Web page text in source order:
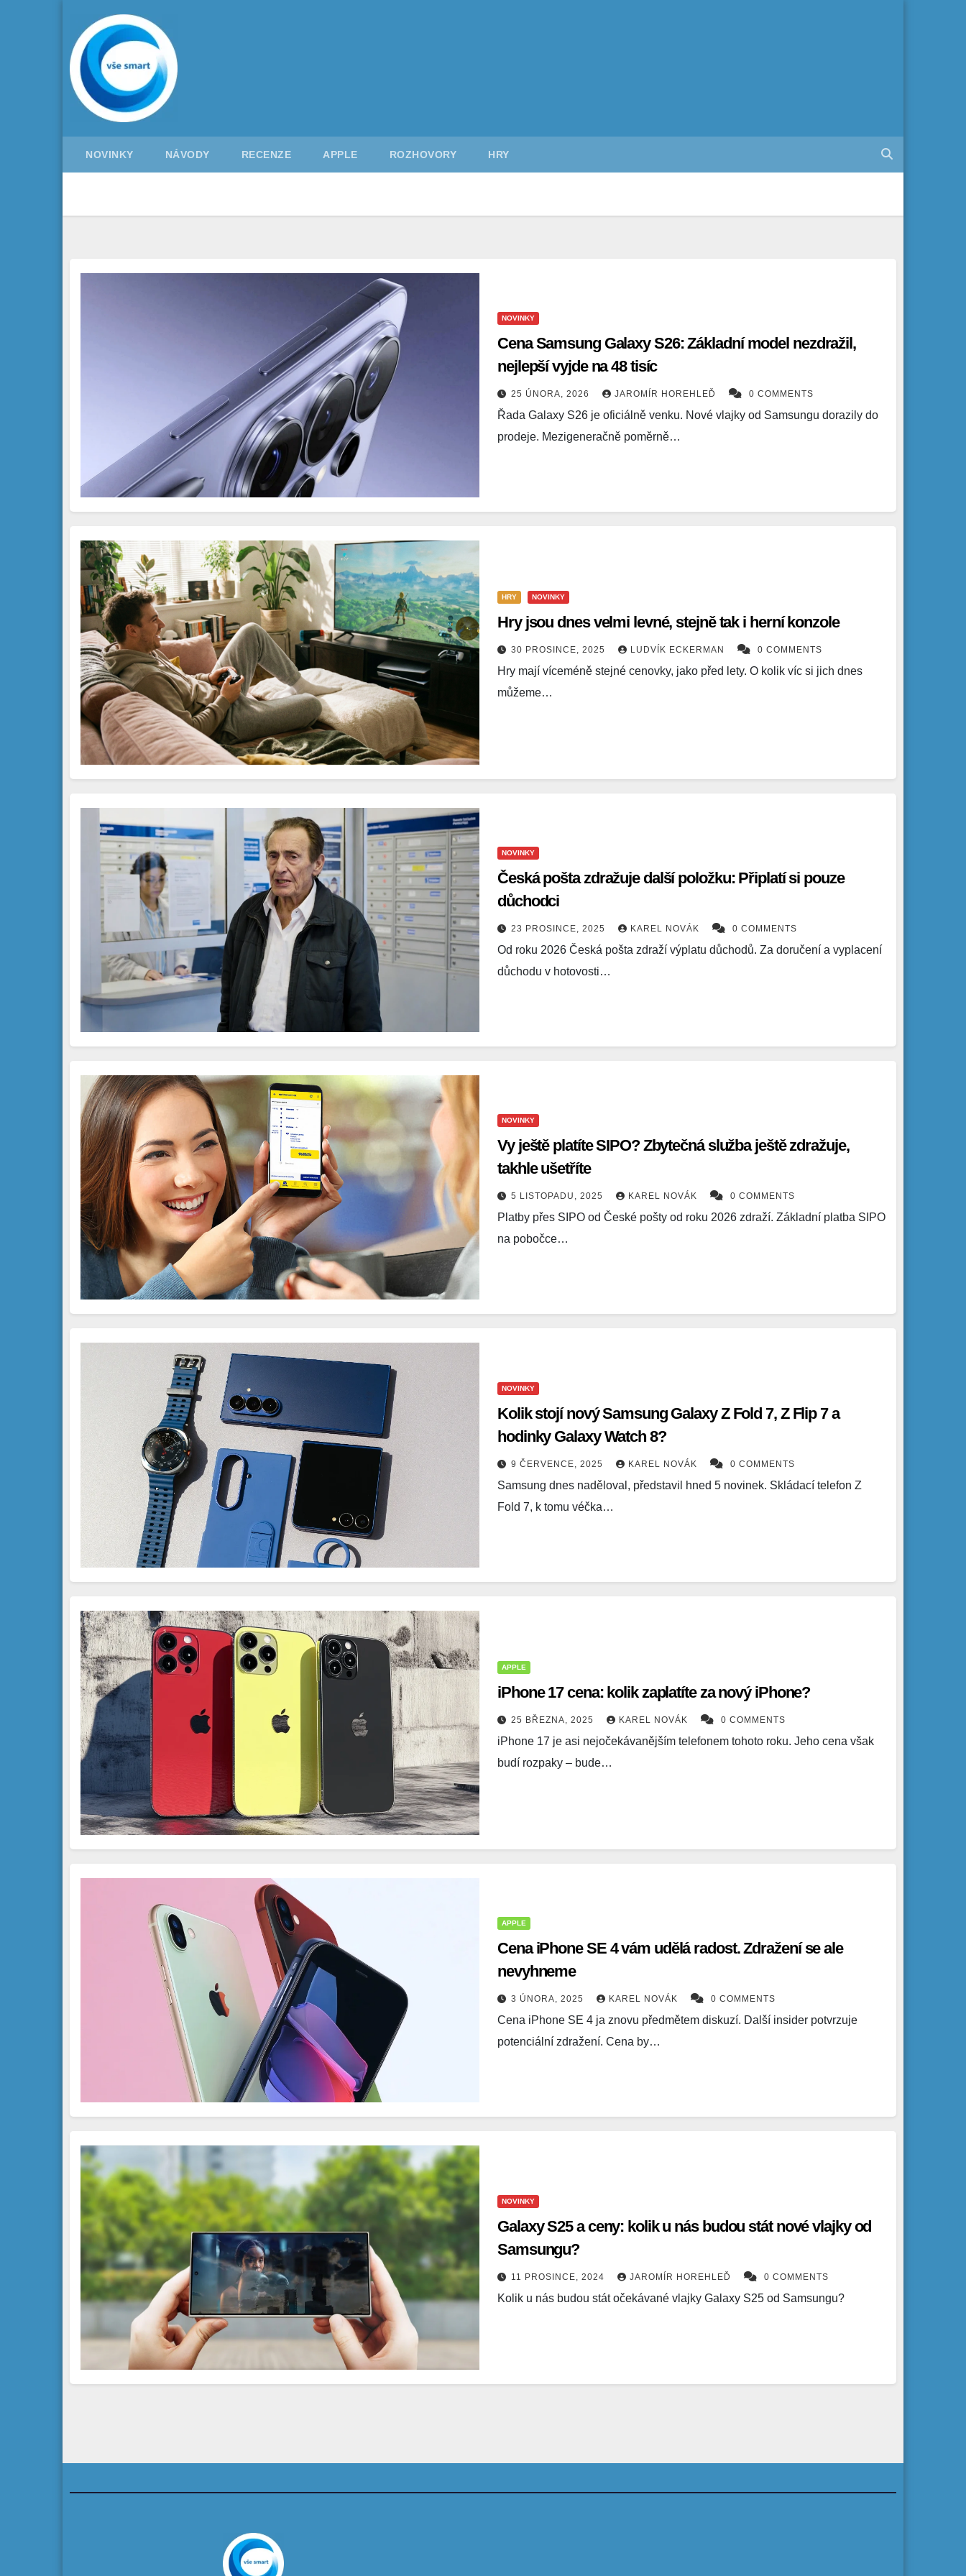
content
NOVINKY NÁVODY RECENZE APPLE ROZHOVORY HRY
NOVINKY
Cena Samsung Galaxy S26: Základní model nezdražil,
nejlepší vyjde na 48 tisíc
25 ÚNORA, 2026 JAROMÍR HOREHLEĎ 0 COMMENTS
Řada Galaxy S26 je oficiálně venku. Nové vlajky od Samsungu dorazily do
prodeje. Mezigeneračně poměrně…
HRY NOVINKY
Hry jsou dnes velmi levné, stejně tak i herní konzole
30 PROSINCE, 2025 LUDVÍK ECKERMAN 0 COMMENTS
Hry mají víceméně stejné cenovky, jako před lety. O kolik víc si jich dnes
můžeme…
NOVINKY
Česká pošta zdražuje další položku: Připlatí si pouze
důchodci
23 PROSINCE, 2025 KAREL NOVÁK 0 COMMENTS
Od roku 2026 Česká pošta zdraží výplatu důchodů. Za doručení a vyplacení
důchodu v hotovosti…
NOVINKY
Vy ještě platíte SIPO? Zbytečná služba ještě zdražuje,
takhle ušetříte
5 LISTOPADU, 2025 KAREL NOVÁK 0 COMMENTS
Platby přes SIPO od České pošty od roku 2026 zdraží. Základní platba SIPO
na pobočce…
NOVINKY
Kolik stojí nový Samsung Galaxy Z Fold 7, Z Flip 7 a
hodinky Galaxy Watch 8?
9 ČERVENCE, 2025 KAREL NOVÁK 0 COMMENTS
Samsung dnes naděloval, představil hned 5 novinek. Skládací telefon Z
Fold 7, k tomu véčka…
APPLE
iPhone 17 cena: kolik zaplatíte za nový iPhone?
25 BŘEZNA, 2025 KAREL NOVÁK 0 COMMENTS
iPhone 17 je asi nejočekávanějším telefonem tohoto roku. Jeho cena však
budí rozpaky – bude…
APPLE
Cena iPhone SE 4 vám udělá radost. Zdražení se ale
nevyhneme
3 ÚNORA, 2025 KAREL NOVÁK 0 COMMENTS
Cena iPhone SE 4 ja znovu předmětem diskuzí. Další insider potvrzuje
potenciální zdražení. Cena by…
NOVINKY
Galaxy S25 a ceny: kolik u nás budou stát nové vlajky od
Samsungu?
11 PROSINCE, 2024 JAROMÍR HOREHLEĎ 0 COMMENTS
Kolik u nás budou stát očekávané vlajky Galaxy S25 od Samsungu?